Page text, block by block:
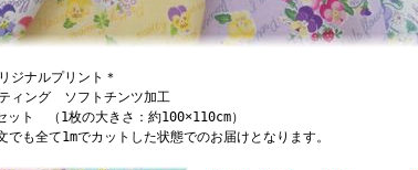
ジナルプリント＊
ィング ソフトチンツ加工
ット （1枚の大きさ：約100×110cm）
も全て1mでカットした状態でのお届けとなります。